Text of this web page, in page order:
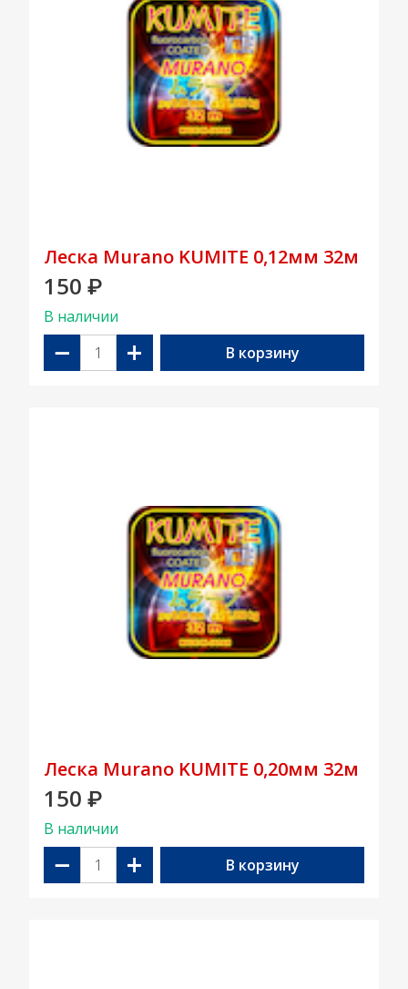
Леска Murano KUMITE 0,12мм 32м
150 ₽
В наличии
− + В корзину
Леска Murano KUMITE 0,20мм 32м
150 ₽
В наличии
− + В корзину